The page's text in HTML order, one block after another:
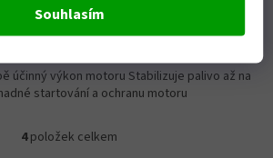
Souhlasím
Do košíku
účinný výkon motoru Stabilizuje palivo až na
startování a ochranu motoru
O
4položek celkem